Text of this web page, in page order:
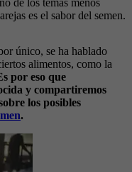
de los temas menos
es el sabor del semen.
único, se ha hablado
alimentos, como la
por eso que
y compartiremos
los posibles
.